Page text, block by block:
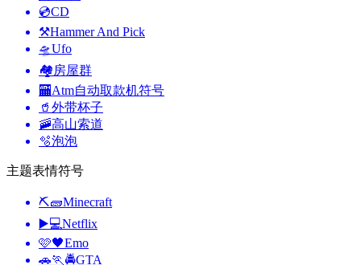
💿CD
⚒️Hammer And Pick
🛸Ufo
🏘️房屋群
🏧Atm自动取款机符号
🥤 外带杯子
🚠高山索道
🫧泡泡
主题表情符号
⛏🧱Minecraft
▶️💻Netflix
🩷🖤Emo
🚗🏃🚔GTA